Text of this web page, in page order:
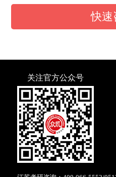
快速
关注官方公众号